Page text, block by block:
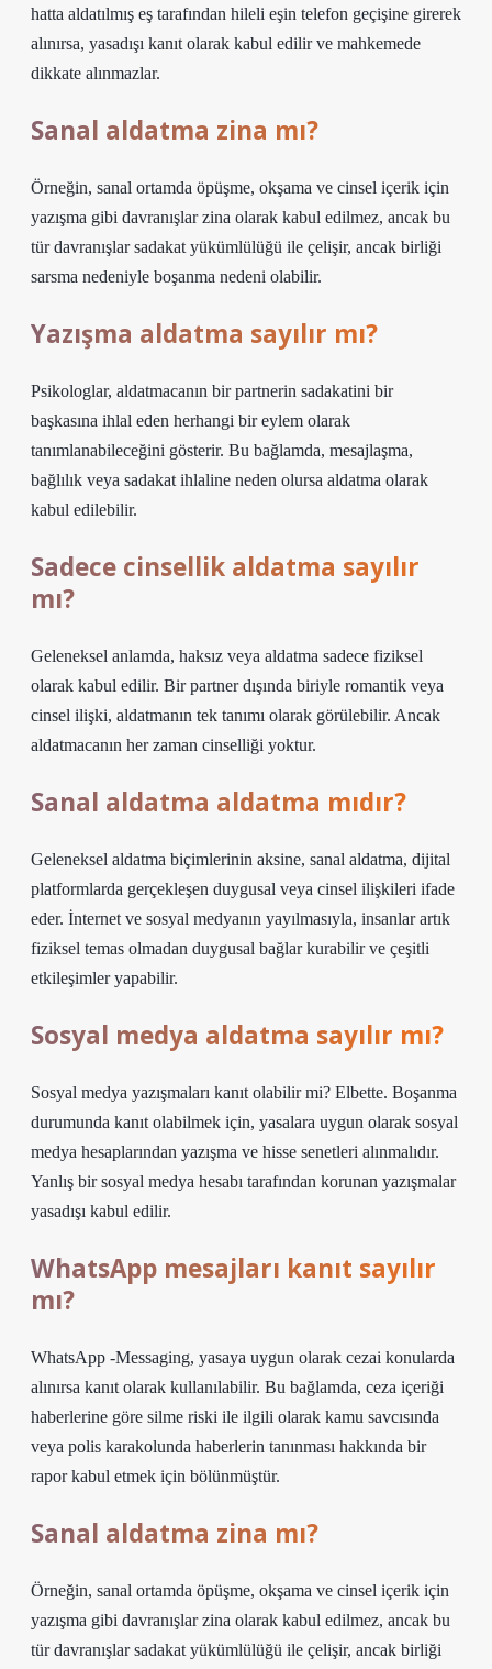
hatta aldatılmış eş tarafından hileli eşin telefon geçişine girerek
alınırsa, yasadışı kanıt olarak kabul edilir ve mahkemede
dikkate alınmazlar.
Sanal aldatma zina mı?
Örneğin, sanal ortamda öpüşme, okşama ve cinsel içerik için
yazışma gibi davranışlar zina olarak kabul edilmez, ancak bu
tür davranışlar sadakat yükümlülüğü ile çelişir, ancak birliği
sarsma nedeniyle boşanma nedeni olabilir.
Yazışma aldatma sayılır mı?
Psikologlar, aldatmacanın bir partnerin sadakatini bir
başkasına ihlal eden herhangi bir eylem olarak
tanımlanabileceğini gösterir. Bu bağlamda, mesajlaşma,
bağlılık veya sadakat ihlaline neden olursa aldatma olarak
kabul edilebilir.
Sadece cinsellik aldatma sayılır
mı?
Geleneksel anlamda, haksız veya aldatma sadece fiziksel
olarak kabul edilir. Bir partner dışında biriyle romantik veya
cinsel ilişki, aldatmanın tek tanımı olarak görülebilir. Ancak
aldatmacanın her zaman cinselliği yoktur.
Sanal aldatma aldatma mıdır?
Geleneksel aldatma biçimlerinin aksine, sanal aldatma, dijital
platformlarda gerçekleşen duygusal veya cinsel ilişkileri ifade
eder. İnternet ve sosyal medyanın yayılmasıyla, insanlar artık
fiziksel temas olmadan duygusal bağlar kurabilir ve çeşitli
etkileşimler yapabilir.
Sosyal medya aldatma sayılır mı?
Sosyal medya yazışmaları kanıt olabilir mi? Elbette. Boşanma
durumunda kanıt olabilmek için, yasalara uygun olarak sosyal
medya hesaplarından yazışma ve hisse senetleri alınmalıdır.
Yanlış bir sosyal medya hesabı tarafından korunan yazışmalar
yasadışı kabul edilir.
WhatsApp mesajları kanıt sayılır
mı?
WhatsApp -Messaging, yasaya uygun olarak cezai konularda
alınırsa kanıt olarak kullanılabilir. Bu bağlamda, ceza içeriği
haberlerine göre silme riski ile ilgili olarak kamu savcısında
veya polis karakolunda haberlerin tanınması hakkında bir
rapor kabul etmek için bölünmüştür.
Sanal aldatma zina mı?
Örneğin, sanal ortamda öpüşme, okşama ve cinsel içerik için
yazışma gibi davranışlar zina olarak kabul edilmez, ancak bu
tür davranışlar sadakat yükümlülüğü ile çelişir, ancak birliği